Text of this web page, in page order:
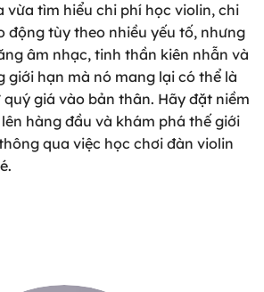
vừa tìm hiểu chi phí học violin, chi
động tùy theo nhiều yếu tố, nhưng
âm nhạc, tinh thần kiên nhẫn và
giới hạn mà nó mang lại có thể là
giá vào bản thân. Hãy đặt niềm
hàng đầu và khám phá thế giới
qua việc học chơi đàn violin